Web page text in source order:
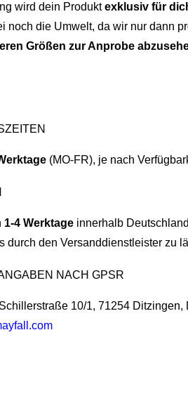
wird dein Produktexklusiv für
noch die Umwelt, da wir nur dann
Größen zur Anprobe
(MO-FR), je nach
1-4 Werktageinnerhalb
durch den Versanddienstleister zu
NACH GPSR
10/1, 71254 Ditzingen,